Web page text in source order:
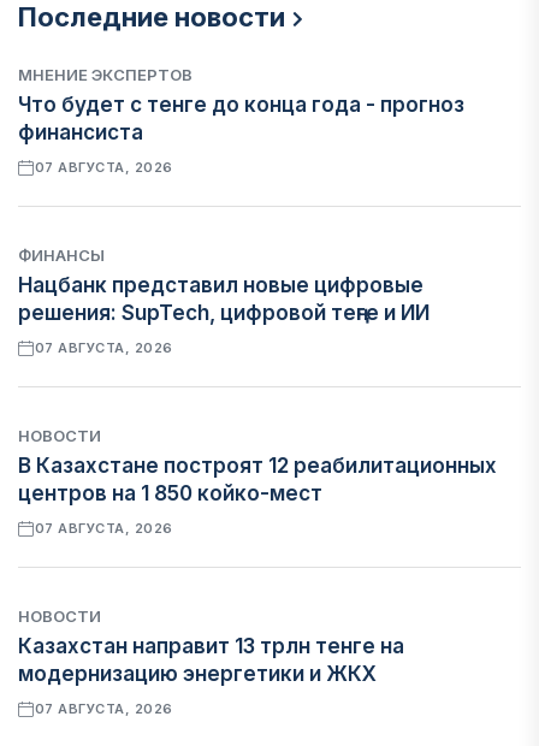
Последние новости
МНЕНИЕ ЭКСПЕРТОВ
Что будет с тенге до конца года - прогноз
финансиста
07 АВГУСТА, 2026
ФИНАНСЫ
Нацбанк представил новые цифровые
решения: SupTech, цифровой теңге и ИИ
07 АВГУСТА, 2026
НОВОСТИ
В Казахстане построят 12 реабилитационных
центров на 1 850 койко-мест
07 АВГУСТА, 2026
НОВОСТИ
Казахстан направит 13 трлн тенге на
модернизацию энергетики и ЖКХ
07 АВГУСТА, 2026